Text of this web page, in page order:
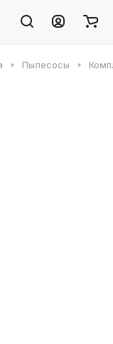
Пылесосы